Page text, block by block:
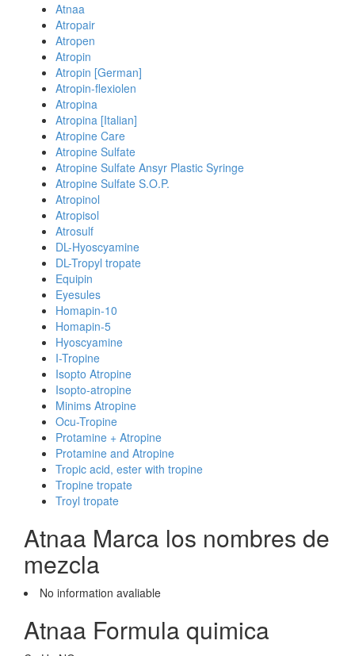
Atnaa
Atropair
Atropen
Atropin
Atropin [German]
Atropin-flexiolen
Atropina
Atropina [Italian]
Atropine Care
Atropine Sulfate
Atropine Sulfate Ansyr Plastic Syringe
Atropine Sulfate S.O.P.
Atropinol
Atropisol
Atrosulf
DL-Hyoscyamine
DL-Tropyl tropate
Equipin
Eyesules
Homapin-10
Homapin-5
Hyoscyamine
I-Tropine
Isopto Atropine
Isopto-atropine
Minims Atropine
Ocu-Tropine
Protamine + Atropine
Protamine and Atropine
Tropic acid, ester with tropine
Tropine tropate
Troyl tropate
Atnaa Marca los nombres de
mezcla
No information avaliable
Atnaa Formula quimica